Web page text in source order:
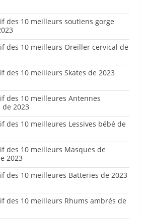
des 10 meilleurs soutiens gorge
des 10 meilleurs Oreiller cervical de
des 10 meilleurs Skates de 2023
des 10 meilleures Antennes
2023
des 10 meilleures Lessives bébé de
des 10 meilleurs Masques de
2023
des 10 meilleures Batteries de 2023
des 10 meilleurs Rhums ambrés de